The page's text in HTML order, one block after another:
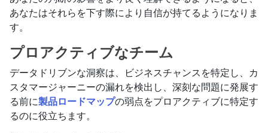
あなたはそれらを下す際により自信が持てるようになりま
す。
プロアクティブなチーム
データドリブンな洞察は、ビジネスチャンスを特定し、カ
スタマージャーニーの漏れを検出し、深刻な問題に発展す
る前に製品ロードマップの弱点をプロアクティブに特定す
るのに役立ちます。